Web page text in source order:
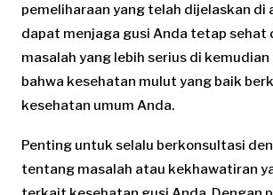
pemeliharaan yang telah dijelaskan di
dapat menjaga gusi Anda tetap sehat
masalah yang lebih serius di
bahwa kesehatan mulut yang baik
kesehatan umum Anda.
Penting untuk selalu berkonsultasi
tentang masalah atau kekhawatiran